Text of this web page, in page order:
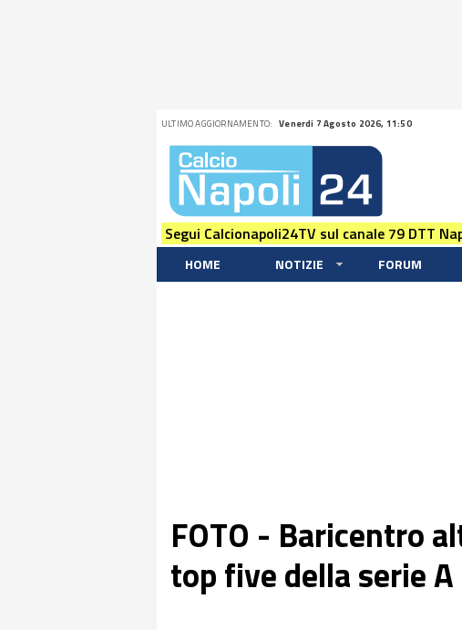
ULTIMO AGGIORNAMENTO: Venerdi 7 Agosto 2026, 11:50
Segui Calcionapoli24TV sul canale 79 DTT
HOME NOTIZIE FORUM
FOTO - Baricentro
top five della serie A